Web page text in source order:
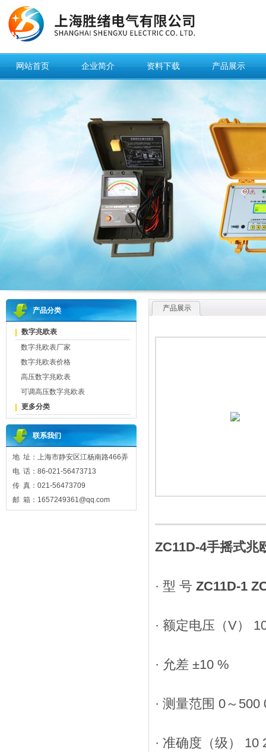
网站首页 企业简介 资料下载 产品展示
产品分类
数字兆欧表
数字兆欧表厂家
数字兆欧表价格
高压数字兆欧表
可调高压数字兆欧表
更多分类
联系我们
地 址：上海市静安区江杨南路466弄
电 话：86-021-56473713
传 真：021-56473709
邮 箱：1657249361@qq.com
产品展示
ZC11D-4手摇式兆
· 型 号 ZC11D-1
· 额定电压（V）
· 允差 ±10 %
· 测量范围 0～
· 准确度（级） 10